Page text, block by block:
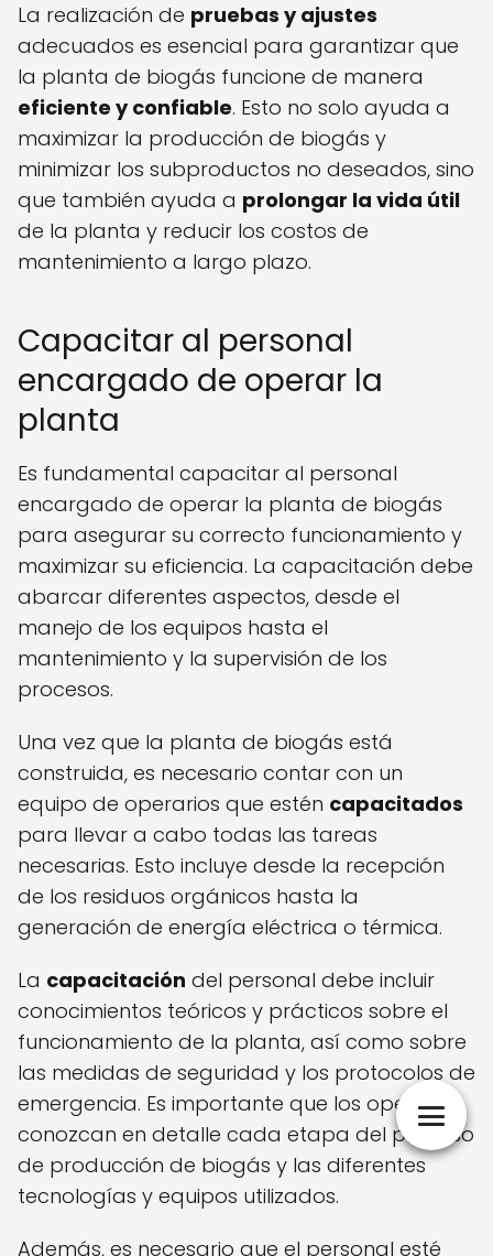
La realización de pruebas y ajustes
adecuados es esencial para garantizar que
la planta de biogás funcione de manera
eficiente y confiable. Esto no solo ayuda a
maximizar la producción de biogás y
minimizar los subproductos no deseados, sino
que también ayuda a prolongar la vida útil
de la planta y reducir los costos de
mantenimiento a largo plazo.
Capacitar al personal
encargado de operar la
planta
Es fundamental capacitar al personal
encargado de operar la planta de biogás
para asegurar su correcto funcionamiento y
maximizar su eficiencia. La capacitación debe
abarcar diferentes aspectos, desde el
manejo de los equipos hasta el
mantenimiento y la supervisión de los
procesos.
Una vez que la planta de biogás está
construida, es necesario contar con un
equipo de operarios que estén capacitados
para llevar a cabo todas las tareas
necesarias. Esto incluye desde la recepción
de los residuos orgánicos hasta la
generación de energía eléctrica o térmica.
La capacitación del personal debe incluir
conocimientos teóricos y prácticos sobre el
funcionamiento de la planta, así como sobre
las medidas de seguridad y los protocolos de
emergencia. Es importante que los operarios
conozcan en detalle cada etapa del proceso
de producción de biogás y las diferentes
tecnologías y equipos utilizados.
Además, es necesario que el personal esté